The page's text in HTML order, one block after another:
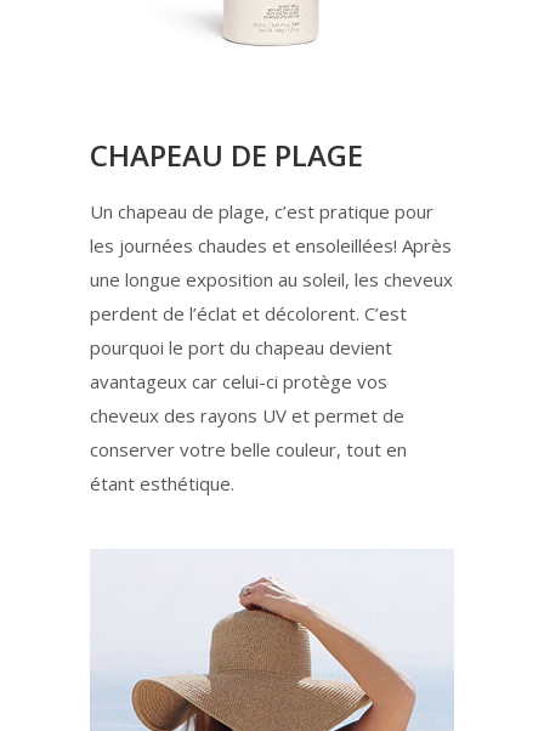
CHAPEAU DE PLAGE
Un chapeau de plage, c’est pratique pour
les journées chaudes et ensoleillées! Après
une longue exposition au soleil, les cheveux
perdent de l’éclat et décolorent. C’est
pourquoi le port du chapeau devient
avantageux car celui-ci protège vos
cheveux des rayons UV et permet de
conserver votre belle couleur, tout en
étant esthétique.